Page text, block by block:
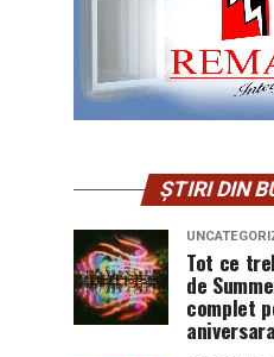
ȘTIRI DIN
Tot ce
de
complet